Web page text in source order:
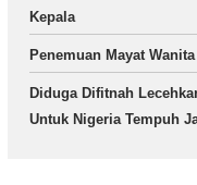
Kepala
Penemuan Mayat
Diduga Difitnah
Untuk Nigeria Tempuh